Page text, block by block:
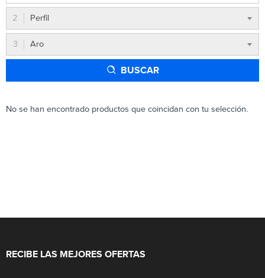
Perfil
Aro
BUSCAR
No se han encontrado productos que coincidan con tu selección.
RECIBE LAS MEJORES OFERTAS